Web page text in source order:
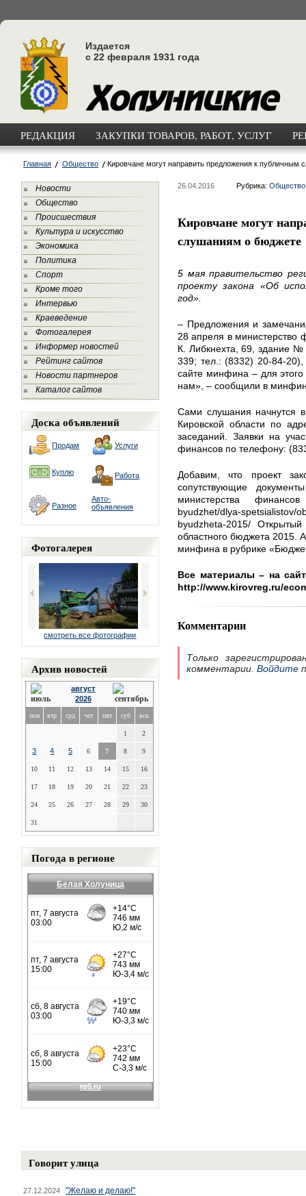
Издается
с 22 февраля 1931 года
РЕДАКЦИЯ ЗАКУПКИ ТОВАРОВ, РАБОТ, УСЛУГ
Главная Общество Кировчане могут направить предложения к публичным
Новости
Общество
Происшествия
Культура и искусство
Экономика
Политика
Спорт
Кроме того
Интервью
Краеведение
Фотогалерея
Информер новостей
Рейтинг сайтов
Новости партнеров
Каталог сайтов
Доска объявлений
Продам Услуги
Куплю Работа
Разное
Авто-
объявления
Фотогалерея
смотреть все фотографии
Архив новостей
август
2026
пон втр срд чет пят суб вск
1 2
3 4 5 6 7 8 9
10 11 12 13 14 15 16
17 18 19 20 21 22 23
24 25 26 27 28 29 30
31
Погода в регионе
Белая Холуница
26.04.2016 Рубрика: Общество
Кировчане могут
слушаниям о бюджете
5 мая правительство
проекту закона «Об
год».
– Предложения и
28 апреля в министерство
К. Либкнехта, 69, здание №
339; тел.: (8332) 20-84-
сайте минфина – для
нам», – сообщили в
Сами слушания начнутся
Кировской области по
заседаний. Заявки на
финансов по телефону:
Добавим, что проект
сопутствующие
министерства
byudzhet/dlya-spetsialistov/
byudzheta-2015/
областного бюджета 2015.
минфина в рубрике
Все материалы – на
http://www.kirovreg.ru/
Комментарии
Только
комментарии. Войдите
Говорит улица
27.12.2024 "Желаю и делаю!"